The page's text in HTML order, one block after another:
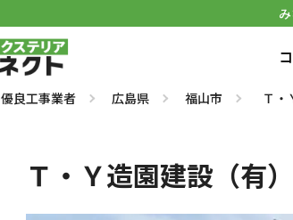
優良工事業者 広島県 福山市 Ｔ・
Ｔ・Ｙ造園建設（有）